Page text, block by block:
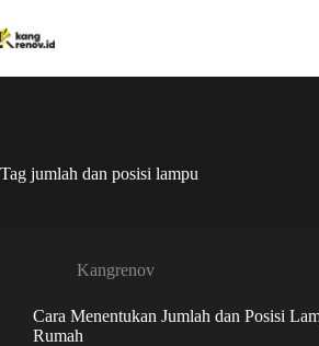
to
content
Tag jumlah dan posisi lampu
Kangrenov
Cara Menentukan Jumlah dan Posisi
Rumah